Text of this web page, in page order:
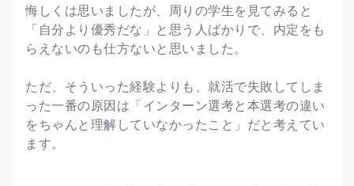
悔しくは思いましたが、周りの学生を見てみると
「自分より優秀だな」と思う人ばかりで、内定をも
らえないのも仕方ないと思いました。
ただ、そういった経験よりも、就活で失敗してしま
った一番の原因は「インターン選考と本選考の違い
をちゃんと理解していなかったこと」だと考えてい
ます。